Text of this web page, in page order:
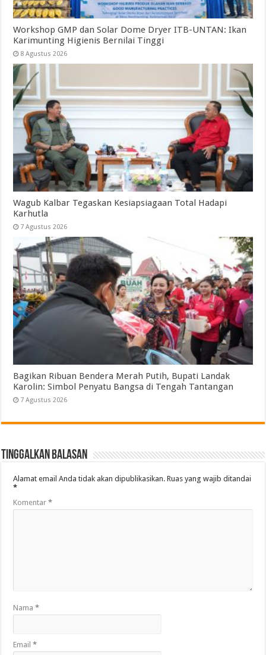
Workshop GMP dan Solar Dome Dryer ITB-UNTAN: Ikan
Karimunting Higienis Bernilai Tinggi
8 Agustus 2026
Wagub Kalbar Tegaskan Kesiapsiagaan Total Hadapi
Karhutla
7 Agustus 2026
Bagikan Ribuan Bendera Merah Putih, Bupati Landak
Karolin: Simbol Penyatu Bangsa di Tengah Tantangan
7 Agustus 2026
Tinggalkan Balasan
Alamat email Anda tidak akan dipublikasikan. Ruas yang wajib ditandai
*
Komentar*
Nama*
Email*